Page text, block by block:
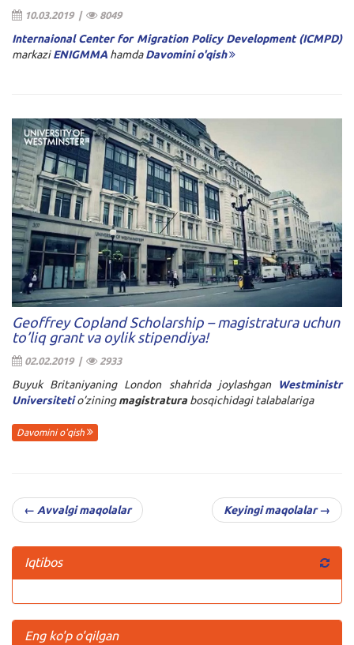
10.03.2019 | 8049
Internaional Center for Migration Policy Development (ICMPD)
markaziENIGMMA hamdaDavomini o'qish
Geoffrey Copland Scholarship – magistratura uchun
to’liq grant va oylik stipendiya!
02.02.2019 | 2933
Buyuk Britaniyaning London shahrida joylashgan
Westministr
Universitetio’ziningmagistratura bosqichidagi talabalariga
Davomini o'qish
← Avvalgi maqolalar Keyingi maqolalar →
Iqtibos
Eng ko'p o'qilgan